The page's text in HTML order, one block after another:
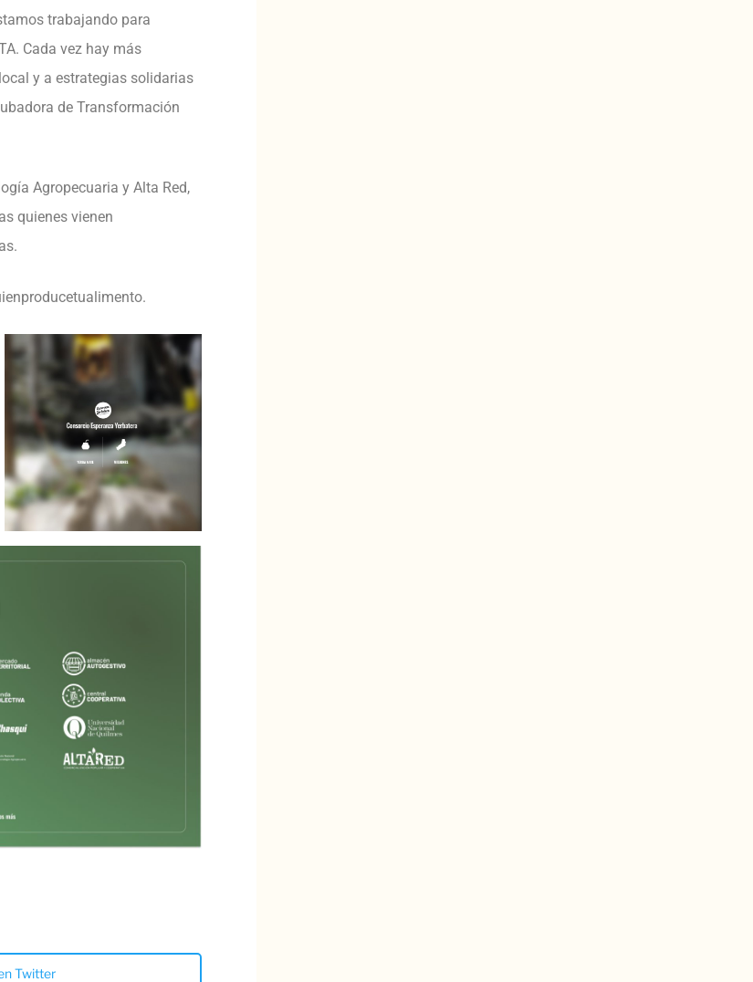
trabajando para
Cada vez hay más
y a estrategias solidarias
de Transformación
Agropecuaria y Alta Red,
quienes vienen
Twitter